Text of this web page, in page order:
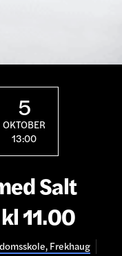
5
OKTOBER
13:00
Salt
11.00
Frekhaug